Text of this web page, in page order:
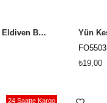
Kesik Eldiven, Parmaksız Eldiven Bayan 5501 - Siyah
FO5503
₺19,00
24 Saatte Kargo